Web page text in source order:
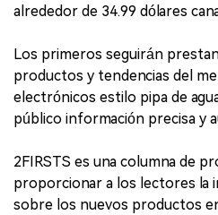
alrededor de 34.99 dólares
Los primeros seguirán
productos y tendencias del
electrónicos estilo pipa de
público información precisa y
2FIRSTS es una columna de
proporcionar a los lectores la
sobre los nuevos productos